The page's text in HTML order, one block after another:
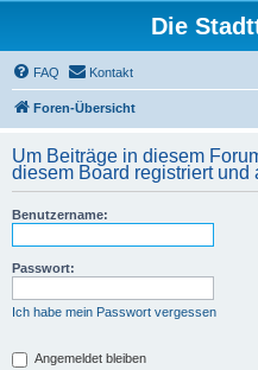
Die
FAQ Kontakt
Foren-Übersicht
Um Beiträge in diesem
diesem Board registriert und
Benutzername:
Passwort:
Ich habe mein Passwort vergessen
Angemeldet bleiben